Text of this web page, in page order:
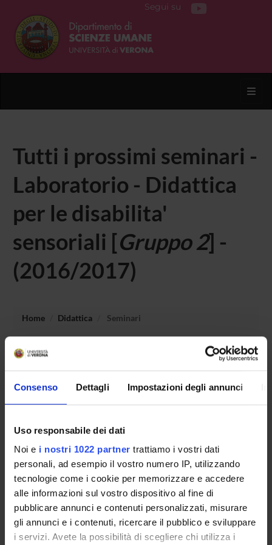
Consenso Dettagli Impostazioni degli annunci
Uso responsabile dei dati
Noi e i nostri 1022 partner trattiamo i vostri dati
personali, ad esempio il vostro numero IP, utilizzando
tecnologie come i cookie per memorizzare e accedere
alle informazioni sul vostro dispositivo al fine di
pubblicare annunci e contenuti personalizzati, misurare
gli annunci e i contenuti, ricercare il pubblico e sviluppare
i servizi. Avete la possibilità di scegliere chi utilizza i
Segui su
Tutti i prossimi seminari -
Laboratorio - Didattica
per le disabilita'
sensoriali [Gruppo 2] -
(2016/2017)
Home Didattica Seminari
Non è stato trovato alcun seminario relativo
all'insegnamento Laboratorio - Didattica per le disabilita'
sensoriali.
OFFERTA FORMATIVA
CORSI DI STUDIO
DOTTORATI, MASTER E FORMAZIONE SUPERIORE
Contatti
Persone